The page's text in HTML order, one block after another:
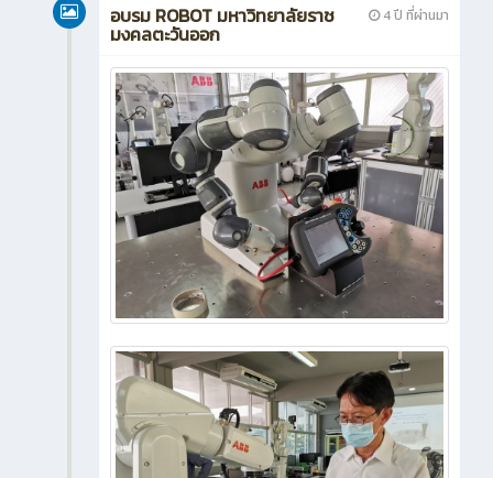
4 ปี ที่ผ่านมา
อบรม ROBOT มหาวิทยาลัยราช
มงคลตะวันออก